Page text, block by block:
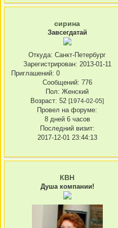
сирина
Завсегдатай
Откуда: Санкт-Петербург
Зарегистрирован: 2013-01-11
Приглашений: 0
Сообщений: 776
Пол: Женский
Возраст: 52 [1974-02-05]
Провел на форуме:
8 дней 6 часов
Последний визит:
2017-12-01 23:44:13
КВН
Душа компании!